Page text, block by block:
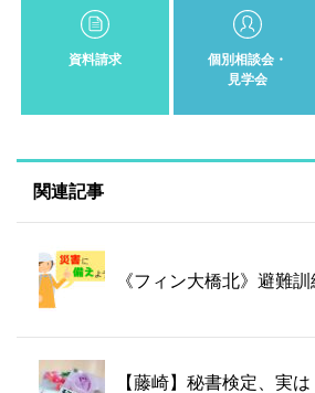
資料請求
個別相談会・
見学会
関連記事
《フィン大橋北》避難
【藤崎】秘書検定、実